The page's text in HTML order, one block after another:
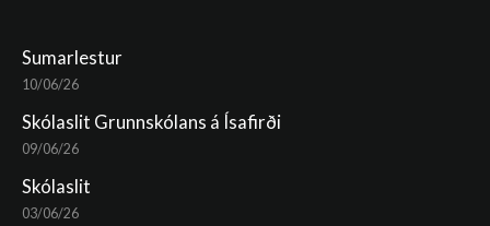
Sumarlestur
10/06/26
Skólaslit Grunnskólans á Ísafirði
09/06/26
Skólaslit
03/06/26